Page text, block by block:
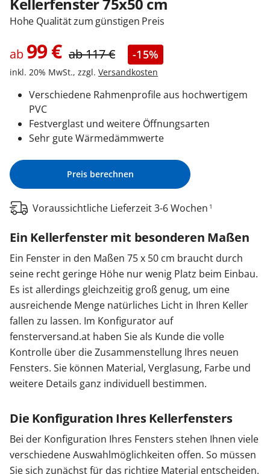
Hohe Qualität zum günstigen Preis
ab 99€ ab117€ -15%
inkl. 20% MwSt., zzgl. Versandkosten
Verschiedene Rahmenprofile aus hochwertigem
PVC
Festverglast und weitere Öffnungsarten
Sehr gute Wärmedämmwerte
Preis berechnen
Voraussichtliche Lieferzeit 3-6 Wochen 1
Ein Kellerfenster mit besonderen Maßen
Ein Fenster in den Maßen 75 x 50 cm braucht durch
seine recht geringe Höhe nur wenig Platz beim Einbau.
Es ist allerdings gleichzeitig groß genug, um eine
ausreichende Menge natürliches Licht in Ihren Keller
fallen zu lassen. Im Konfigurator auf
fensterversand.at haben Sie als Kunde die volle
Kontrolle über die Zusammenstellung Ihres neuen
Fensters. Sie können Material, Verglasung, Farbe und
weitere Details ganz individuell bestimmen.
Die Konfiguration Ihres Kellerfensters
Bei der Konfiguration Ihres Fensters stehen Ihnen viele
verschiedene Auswahlmöglichkeiten offen. So müssen
Sie sich zunächst für das richtige Material entscheiden.